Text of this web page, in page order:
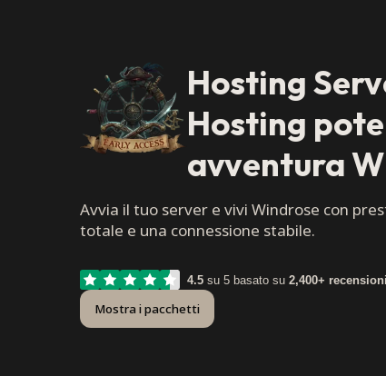
Hosting
Hosting
avventura
Avvia il tuo server e vivi Windrose con
totale e una connessione stabile.
4.5 su 5 basato su 2,400+ recensioni
Mostra i pacchetti